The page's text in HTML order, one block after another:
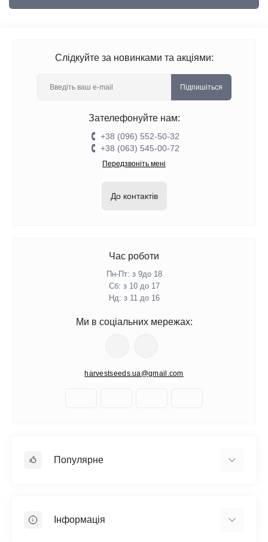
Слідкуйте за новинками та акціями:
Підпишіться
Зателефонуйте нам:
+38 (096) 552-50-32
+38 (063) 545-00-72
Передзвоніть мені
До контактів
Час роботи
Пн-Пт: з 9до 18
Сб: з 10 до 17
Нд: з 11 до 16
Ми в соціальних мережах:
harvestseeds.ua@gmail.com
Популярне
Швидкоквітучі сорти
Інформація